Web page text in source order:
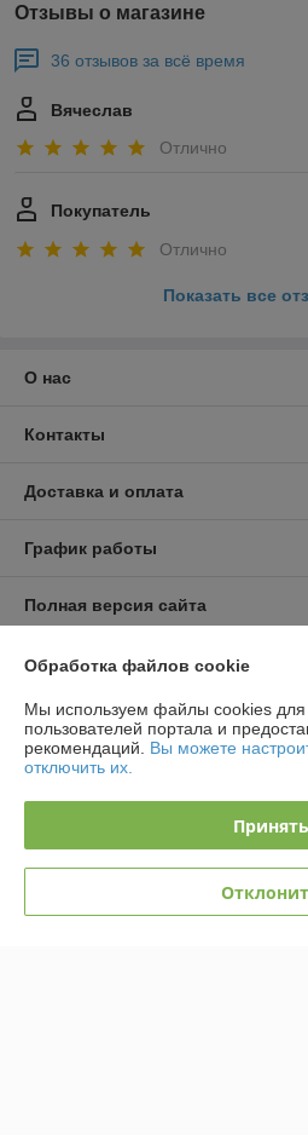
Отзывы о магазине
36 отзывов за всё время
Вячеслав
Отлично
Покупатель
Отлично
Показать все
О нас
Контакты
Доставка и оплата
График работы
Полная версия сайта
Политика обработки cookies
Сайт создан на платформе
Юридическое лицо:ООО «АльгенаЛайт»
Обработка файлов cookie
Мы используем файлы cookies для
пользователей портала и
рекомендаций. Вы можете
отключить их.
Принять